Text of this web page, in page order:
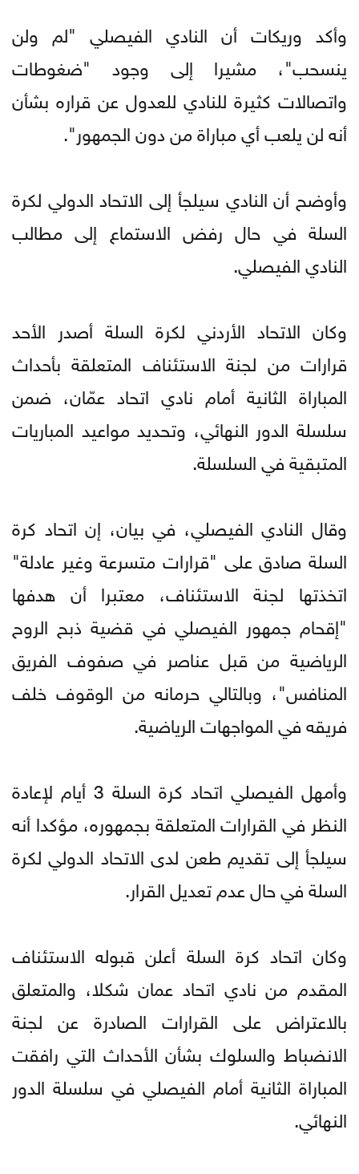
وأكد وريكات أن النادي الفيصلي "لم ولن
ينسحب"، مشيرا إلى وجود "ضغوطات
واتصالات كثيرة للنادي للعدول عن قراره بشأن
أنه لن يلعب أي مباراة من دون الجمهور".
وأوضح أن النادي سيلجأ إلى الاتحاد الدولي لكرة
السلة في حال رفض الاستماع إلى مطالب
النادي الفيصلي.
وكان الاتحاد الأردني لكرة السلة أصدر الأحد
قرارات من لجنة الاستئناف المتعلقة بأحداث
المباراة الثانية أمام نادي اتحاد عمّان، ضمن
سلسلة الدور النهائي، وتحديد مواعيد المباريات
المتبقية في السلسلة.
وقال النادي الفيصلي، في بيان، إن اتحاد كرة
السلة صادق على "قرارات متسرعة وغير عادلة"
اتخذتها لجنة الاستئناف، معتبرا أن هدفها
"إقحام جمهور الفيصلي في قضية ذبح الروح
الرياضية من قبل عناصر في صفوف الفريق
المنافس"، وبالتالي حرمانه من الوقوف خلف
فريقه في المواجهات الرياضية.
وأمهل الفيصلي اتحاد كرة السلة 3 أيام لإعادة
النظر في القرارات المتعلقة بجمهوره، مؤكدا أنه
سيلجأ إلى تقديم طعن لدى الاتحاد الدولي لكرة
السلة في حال عدم تعديل القرار.
وكان اتحاد كرة السلة أعلن قبوله الاستئناف
المقدم من نادي اتحاد عمان شكلا، والمتعلق
بالاعتراض على القرارات الصادرة عن لجنة
الانضباط والسلوك بشأن الأحداث التي رافقت
المباراة الثانية أمام الفيصلي في سلسلة الدور
النهائي.